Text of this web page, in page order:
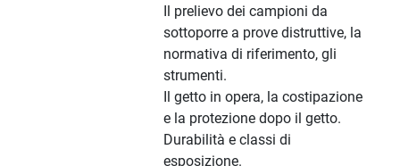
Il prelievo dei campioni da
sottoporre a prove distruttive, la
normativa di riferimento, gli
strumenti.
Il getto in opera, la costipazione
e la protezione dopo il getto.
Durabilità e classi di
esposizione.